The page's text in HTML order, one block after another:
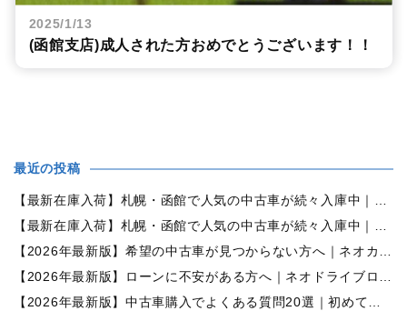
2025/1/13
(函館支店)成人された方おめでとうございます！！
最近の投稿
【最新在庫入荷】札幌・函館で人気の中古車が続々入庫中｜早い者勝ち！【ダイハツ ミラココア660プラスX 4WD】
【最新在庫入荷】札幌・函館で人気の中古車が続々入庫中｜早い者勝ち！【ホンダ N-BOX660カスタムG Lパッケージ 4WD】
【2026年最新版】希望の中古車が見つからない方へ｜ネオカーオーダーで理想の一台を全国からお探しします
【2026年最新版】ローンに不安がある方へ｜ネオドライブローンの窓口で新しいカーライフをサポート
【2026年最新版】中古車購入でよくある質問20選｜初めての方でも失敗しない完全ガイド【札幌・北海道対応】